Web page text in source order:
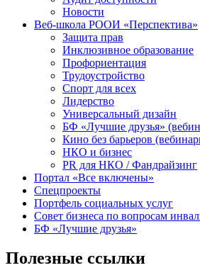
Новости
Веб-школа РООИ «Перспектива»
Защита прав
Инклюзивное образование
Профориентация
Трудоустройство
Спорт для всех
Лидерство
Универсальный дизайн
БФ «Лучшие друзья»
Кино без барьеров
НКО и бизнес
PR для НКО / Фандрайзинг
Портал «Все включены»
Спецпроекты
Портфель социальных услуг
Совет бизнеса по вопросам
БФ «Лучшие друзья»
Полезные ссылки